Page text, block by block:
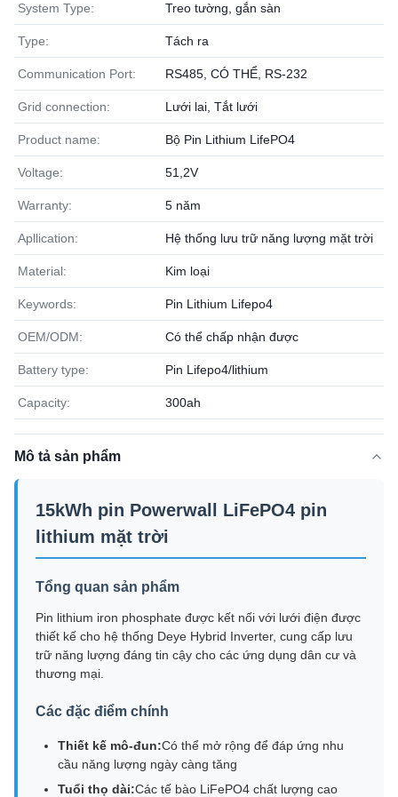
System Type: Treo tường, gắn sàn
Type: Tách ra
Communication Port: RS485, CÓ THỂ, RS-232
Grid connection: Lưới lai, Tắt lưới
Product name: Bộ Pin Lithium LifePO4
Voltage: 51,2V
Warranty: 5 năm
Apllication: Hệ thống lưu trữ năng lượng mặt trời
Material: Kim loại
Keywords: Pin Lithium Lifepo4
OEM/ODM: Có thể chấp nhận được
Battery type: Pin Lifepo4/lithium
Capacity: 300ah
Mô tả sản phẩm
15kWh pin Powerwall LiFePO4 pin
lithium mặt trời
Tổng quan sản phẩm
Pin lithium iron phosphate được kết nối với lưới điện được
thiết kế cho hệ thống Deye Hybrid Inverter, cung cấp lưu
trữ năng lượng đáng tin cậy cho các ứng dụng dân cư và
thương mại.
Các đặc điểm chính
Thiết kế mô-đun:Có thể mở rộng để đáp ứng nhu
cầu năng lượng ngày càng tăng
Tuổi thọ dài:Các tế bào LiFePO4 chất lượng cao